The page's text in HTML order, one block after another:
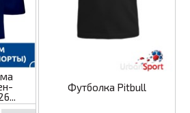
Футболка Pitbull